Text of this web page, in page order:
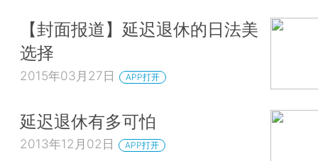
【封面报道】延迟退休的日法美
选择
2015年03月27日 APP打开
延迟退休有多可怕
2013年12月02日 APP打开